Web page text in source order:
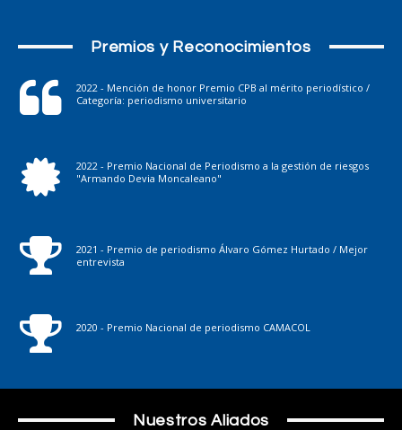
Premios y Reconocimientos
2022 - Mención de honor Premio CPB al mérito periodístico /
Categoría: periodismo universitario
2022 - Premio Nacional de Periodismo a la gestión de riesgos
"Armando Devia Moncaleano"
2021 - Premio de periodismo Álvaro Gómez Hurtado / Mejor
entrevista
2020 - Premio Nacional de periodismo CAMACOL
Nuestros Aliados